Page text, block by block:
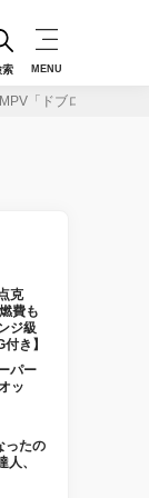
索 MENU
「ドブロ」に爽
克
費も
ジ級
き】
パー
ッ
ったの
、